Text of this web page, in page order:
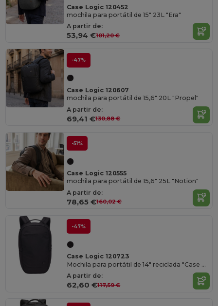
Case Logic 120452
mochila para portátil de 15" 23L "Era"
A partir de:
53,94 €101,20 €
-47%
Case Logic 120607
mochila para portátil de 15,6" 20L "Propel"
A partir de:
69,41 €130,88 €
-51%
Case Logic 120555
mochila para portátil de 15,6" 25L "Notion"
A partir de:
78,65 €160,02 €
-47%
Case Logic 120723
Mochila para portátil de 14" reciclada "Case Logic Invigo" 14,5L
A partir de:
62,60 €117,59 €